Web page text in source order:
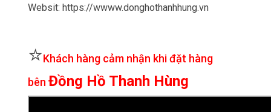
Websit: https://wwww.donghothanhhung.vn
⭐Khách hàng cảm nhận khi đặt hàng
bên Đồng Hồ Thanh Hùng